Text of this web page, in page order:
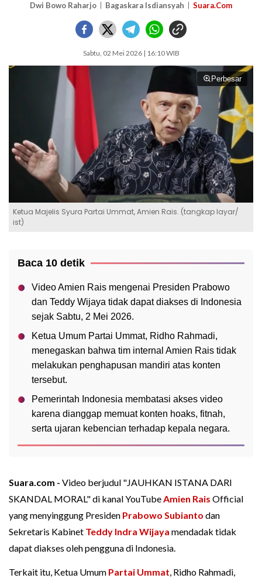
Dwi Bowo Raharjo Bagaskara Isdiansyah Suara.Com
Sabtu, 02 Mei 2026 | 16:10 WIB
Perbesar
Ketua Majelis Syura Partai Ummat, Amien Rais. (tangkap layar/
ist)
Baca 10 detik
Video Amien Rais mengenai Presiden Prabowo
dan Teddy Wijaya tidak dapat diakses di Indonesia
sejak Sabtu, 2 Mei 2026.
Ketua Umum Partai Ummat, Ridho Rahmadi,
menegaskan bahwa tim internal Amien Rais tidak
melakukan penghapusan mandiri atas konten
tersebut.
Pemerintah Indonesia membatasi akses video
karena dianggap memuat konten hoaks, fitnah,
serta ujaran kebencian terhadap kepala negara.
Suara.com - Video berjudul "JAUHKAN ISTANA DARI
SKANDAL MORAL" di kanal YouTubeAmien Rais Official
yang menyinggung Presiden Prabowo Subianto dan
Sekretaris Kabinet Teddy Indra Wijaya mendadak tidak
dapat diakses oleh pengguna di Indonesia.
Terkait itu, Ketua Umum Partai Ummat, Ridho Rahmadi,